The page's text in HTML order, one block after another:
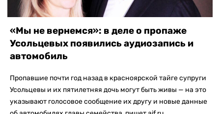
«Мы не вернемся»: в деле о пропаже
Усольцевых появились аудиозапись и
автомобиль
Пропавшие почти год назад в красноярской тайге супруги
Усольцевы и их пятилетняя дочь могут быть живы — на это
указывают голосовое сообщение их другу и новые данные